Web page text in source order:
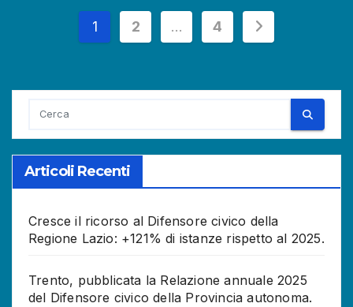
Paginazione
articoli
1 2 … 4
Articoli Recenti
Cresce il ricorso al Difensore civico della
Regione Lazio: +121% di istanze rispetto al 2025.
Trento, pubblicata la Relazione annuale 2025
del Difensore civico della Provincia autonoma.